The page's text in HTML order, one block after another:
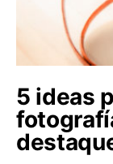
5 ideas